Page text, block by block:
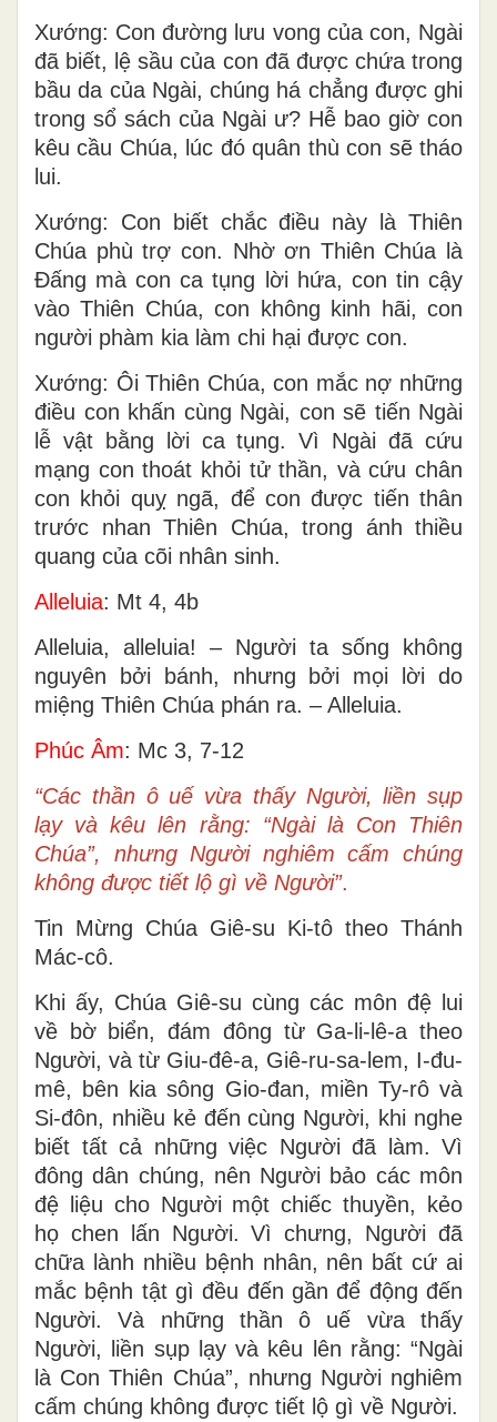
Xướng: Con đường lưu vong của con, Ngài
đã biết, lệ sầu của con đã được chứa trong
bầu da của Ngài, chúng há chẳng được ghi
trong sổ sách của Ngài ư? Hễ bao giờ con
kêu cầu Chúa, lúc đó quân thù con sẽ tháo
lui.
Xướng: Con biết chắc điều này là Thiên
Chúa phù trợ con. Nhờ ơn Thiên Chúa là
Ðấng mà con ca tụng lời hứa, con tin cậy
vào Thiên Chúa, con không kinh hãi, con
người phàm kia làm chi hại được con.
Xướng: Ôi Thiên Chúa, con mắc nợ những
điều con khấn cùng Ngài, con sẽ tiến Ngài
lễ vật bằng lời ca tụng. Vì Ngài đã cứu
mạng con thoát khỏi tử thần, và cứu chân
con khỏi quỵ ngã, để con được tiến thân
trước nhan Thiên Chúa, trong ánh thiều
quang của cõi nhân sinh.
Alleluia: Mt 4, 4b
Alleluia, alleluia! – Người ta sống không
nguyên bởi bánh, nhưng bởi mọi lời do
miệng Thiên Chúa phán ra. – Alleluia.
Phúc Âm: Mc 3, 7-12
“Các thần ô uế vừa thấy Người, liền sụp
lạy và kêu lên rằng: “Ngài là Con Thiên
Chúa”, nhưng Người nghiêm cấm chúng
không được tiết lộ gì về Người”.
Tin Mừng Chúa Giê-su Ki-tô theo Thánh
Mác-cô.
Khi ấy, Chúa Giê-su cùng các môn đệ lui
về bờ biển, đám đông từ Ga-li-lê-a theo
Người, và từ Giu-đê-a, Giê-ru-sa-lem, I-đu-
mê, bên kia sông Gio-đan, miền Ty-rô và
Si-đôn, nhiều kẻ đến cùng Người, khi nghe
biết tất cả những việc Người đã làm. Vì
đông dân chúng, nên Người bảo các môn
đệ liệu cho Người một chiếc thuyền, kẻo
họ chen lấn Người. Vì chưng, Người đã
chữa lành nhiều bệnh nhân, nên bất cứ ai
mắc bệnh tật gì đều đến gần để động đến
Người. Và những thần ô uế vừa thấy
Người, liền sụp lạy và kêu lên rằng: “Ngài
là Con Thiên Chúa”, nhưng Người nghiêm
cấm chúng không được tiết lộ gì về Người.